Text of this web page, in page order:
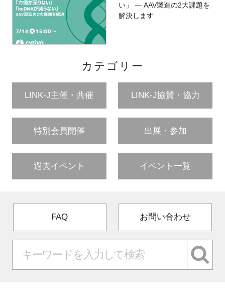
い」 ― AAV製造の2大課題を
解決します
カテゴリー
LINK-J主催・共催 LINK-J協賛・協力
特別会員開催 出展・参加
過去イベント イベント一覧
FAQ お問い合わせ